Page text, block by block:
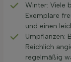
Winter: Viele
Exemplare
und einen
Umpflanzen:
Reichlich
regelmäßig